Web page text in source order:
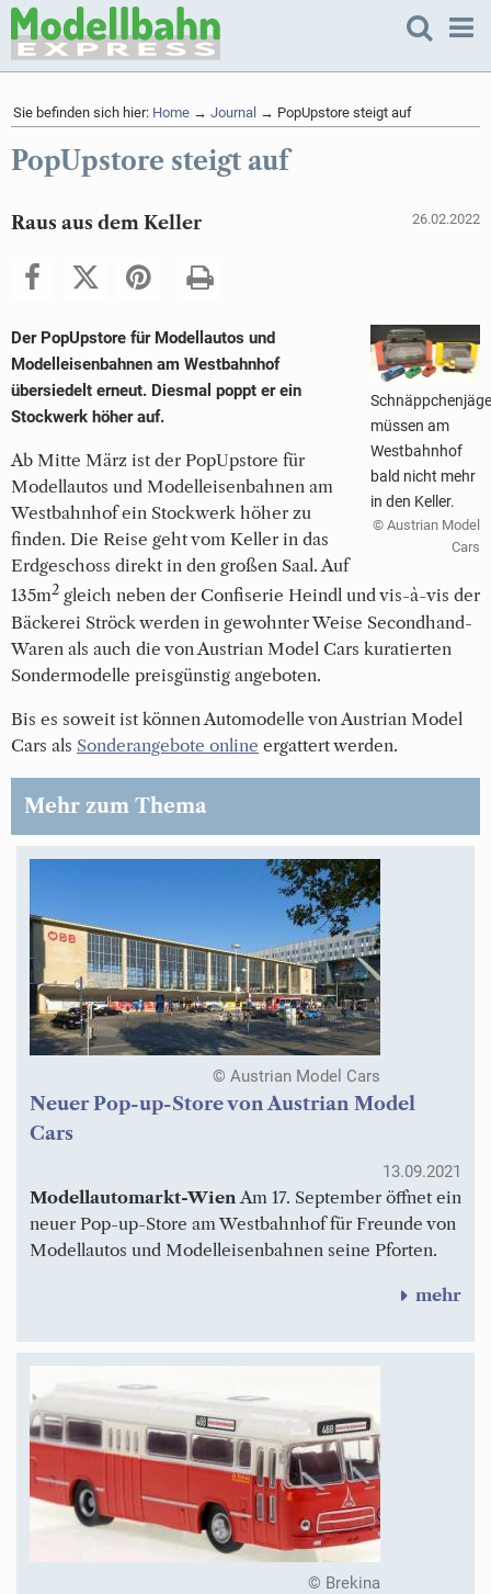
Sie befinden sich hier: Home → Journal → PopUpstore steigt auf
PopUpstore steigt auf
26.02.2022
Raus aus dem Keller
müssen am
Westbahnhof
bald nicht mehr
in den Keller.
© Austrian Model
Cars
Der PopUpstore für Modellautos und
Modelleisenbahnen am Westbahnhof
übersiedelt erneut. Diesmal poppt er ein
Stockwerk höher auf.
Ab Mitte März ist der PopUpstore für
Modellautos und Modelleisenbahnen am
Westbahnhof ein Stockwerk höher zu
finden. Die Reise geht vom Keller in das
Erdgeschoss direkt in den großen Saal. Auf
135m2 gleich neben der Confiserie Heindl und vis-à-vis der
Bäckerei Ströck werden in gewohnter Weise Secondhand-
Waren als auch die von Austrian Model Cars kuratierten
Sondermodelle preisgünstig angeboten.
Bis es soweit ist können Automodelle von Austrian Model
Cars als Sonderangebote online ergattert werden.
Mehr zum Thema
© Austrian Model Cars
Neuer Pop-up-Store von Austrian Model
Cars
13.09.2021
Modellautomarkt-WienAm 17. September öffnet ein
neuer Pop-up-Store am Westbahnhof für Freunde von
Modellautos und Modelleisenbahnen seine Pforten.
mehr
© Brekina